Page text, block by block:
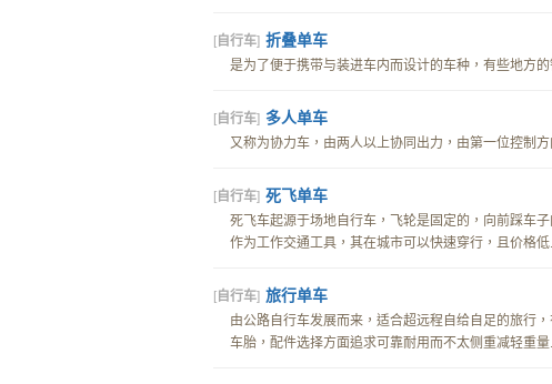
[ 自行车] 折叠单车
是为了便于携带与装进车内而设计的车种，有些地方
[ 自行车] 多人单车
又称为协力车，由两人以上协同出力，由第一位控制
[ 自行车] 死飞单车
死飞车起源于场地自行车，飞轮是固定的，向前踩车
作为工作交通工具，其在城市可以快速穿行，且价格低
[ 自行车] 旅行单车
由公路自行车发展而来，适合超远程自给自足的旅行
车胎，配件选择方面追求可靠耐用而不太侧重减轻重量